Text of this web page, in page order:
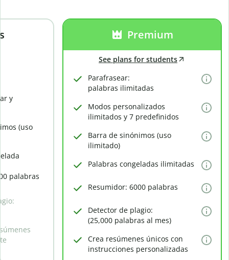
y
(uso
palabras
Premium
See plans for students
Parafrasear:
palabras ilimitadas
Modos personalizados
ilimitados y 7 predefinidos
Barra de sinónimos (uso
ilimitado)
Palabras congeladas ilimitadas
Resumidor: 6000 palabras
Detector de plagio:
(25,000 palabras al mes)
Crea resúmenes únicos con
instrucciones personalizadas